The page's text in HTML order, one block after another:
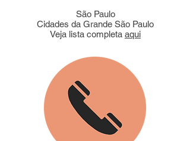
São Paulo
Cidades da Grande São Paulo
Veja lista completa aqui